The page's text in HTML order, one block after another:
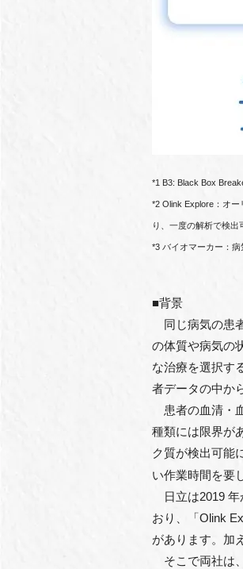
*1 B3: Black Box
*2 Olink Explore：オ
り、⼀度の解析で検出
*3 バイオマーカー：
■背景
同じ病気の患
の体質や病気の
な治療を選択す
者データの中か
患者の⾎清・
種類には限界が
ク質が検出可能
い作業時間を要
⽇⽴は2019 年
おり、「Olink
があります。加
そこで両社は